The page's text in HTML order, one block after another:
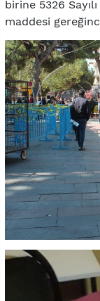
birine 5326
maddesi